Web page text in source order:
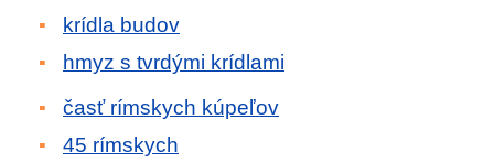
krídla budov
hmyz s tvrdými krídlami
časť rímskych kúpeľov
45 rímskych